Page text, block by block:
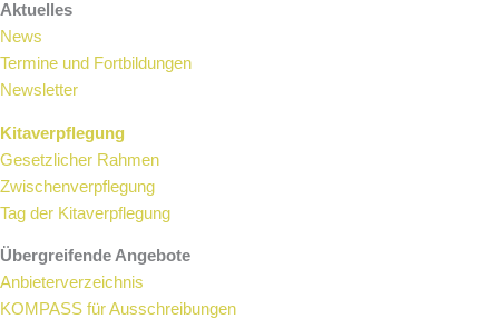
Aktuelles
News
Termine und Fortbildungen
Newsletter
Kitaverpflegung
Gesetzlicher Rahmen
Zwischenverpflegung
Tag der Kitaverpflegung
Übergreifende Angebote
Anbieterverzeichnis
KOMPASS für Ausschreibungen